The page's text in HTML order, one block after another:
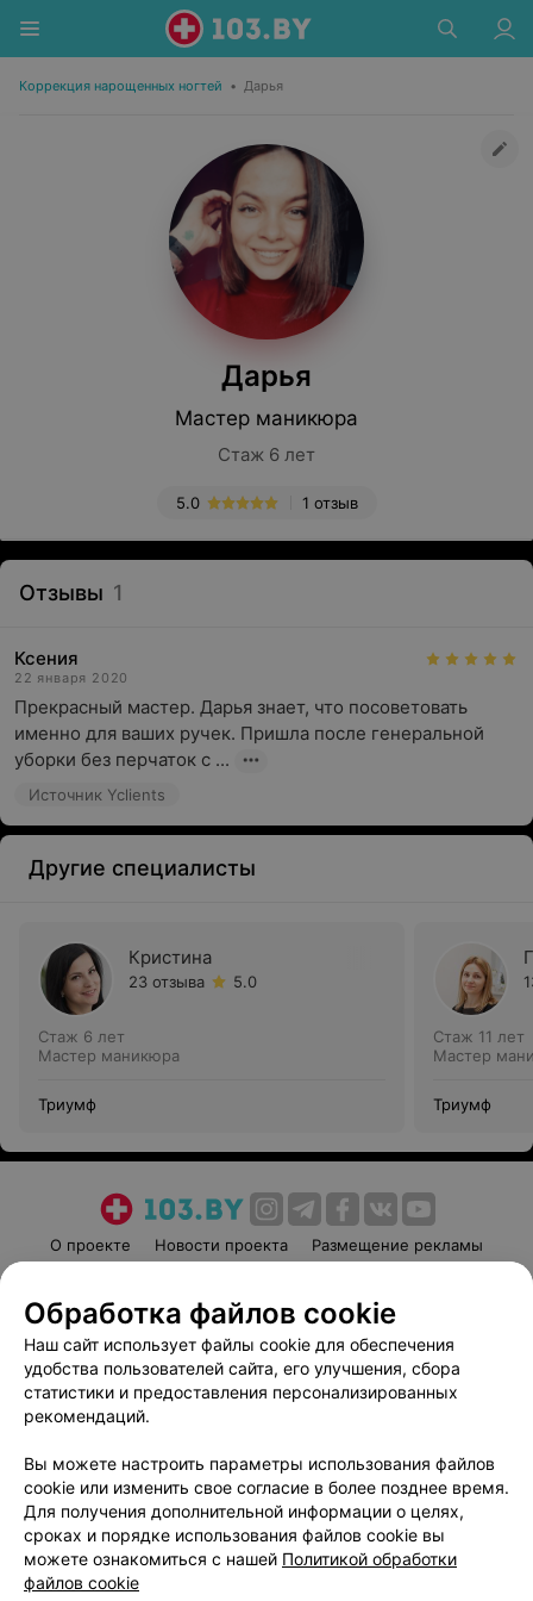
Коррекция нарощенных ногтей • Дарья
Дарья
Мастер маникюра
Стаж 6 лет
1 отзыв
5.0
Отзывы 1
Ксения
22 января 2020
Прекрасный мастер. Дарья знает, что посоветовать
именно для ваших ручек. Пришла после генеральной
уборки без перчаток с ...
Источник Yclients
Другие специалисты
Кристина
23 отзыва 5.0
Стаж 6 лет
Мастер маникюра
Триумф
Стаж 11 лет
Мастер
Триумф
О проекте Новости проекта
Размещение рекламы
Пользовательское соглашение
Способы оплаты
Вакансии
Партнеры
Написать руководителю 103.by
Обработка персональных данных
Обработка файлов cookie
Наш сайт использует файлы cookie для обеспечения
удобства пользователей сайта, его улучшения, сбора
статистики и предоставления персонализированных
рекомендаций.
Вы можете настроить параметры использования файлов
cookie или изменить свое согласие в более позднее время.
Для получения дополнительной информации о целях,
сроках и порядке использования файлов cookie вы
можете ознакомиться с нашей Политикой обработки
файлов cookie